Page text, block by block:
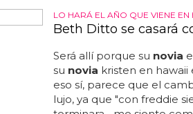
Britney Spears, novia
una buena causa
Britney spears,noviadel
causa... en esta ocasión
paso por londres, en el
a la noviadel tenista andy
ayoade... por suerte, la